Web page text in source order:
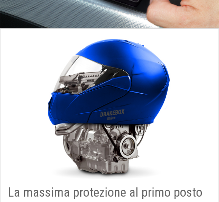
La massima protezione al primo posto